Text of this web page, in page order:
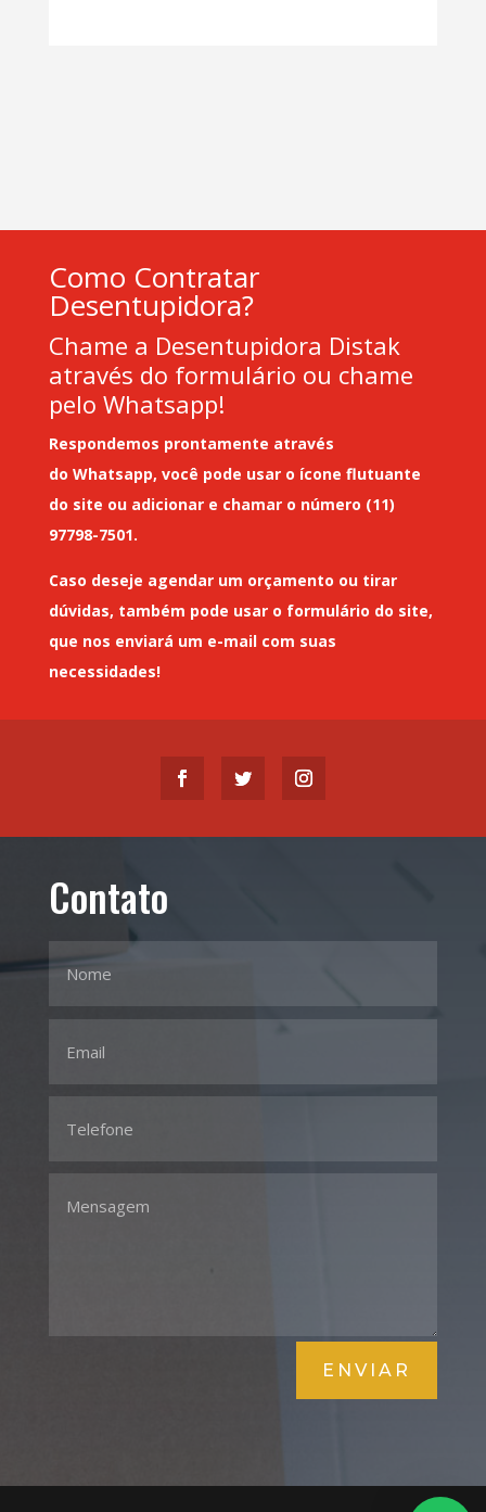
Como Contratar
Desentupidora?
Chame a Desentupidora Distak
através do formulário ou chame
pelo Whatsapp!
Respondemos prontamente através
do Whatsapp, você pode usar o ícone flutuante
do site ou adicionar e chamar o número (11)
97798-7501.
Caso deseje agendar um orçamento ou tirar
dúvidas, também pode usar o formulário do site,
que nos enviará um e-mailcom suas
necessidades!
Contato
ENVIAR